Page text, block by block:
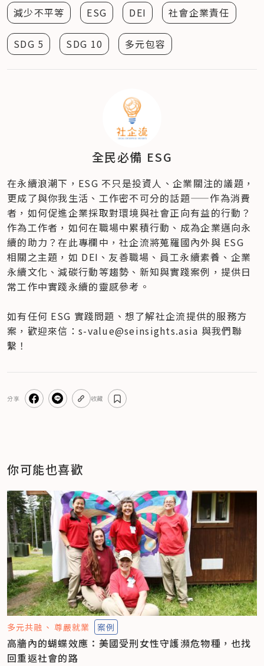
減少不平等 ESG DEI 社會企業責任
SDG 5 SDG 10 多元包容
全民必備 ESG
在永續浪潮下，ESG 不只是投資人、企業關注的議題，
更成了與你我生活、工作密不可分的話題——作為消費
者，如何促進企業採取對環境與社會正向有益的行動？
作為工作者，如何在職場中累積行動、成為企業邁向永
續的助力？在此專欄中，社企流將蒐羅國內外與 ESG
相關之主題，如 DEI、友善職場、員工永續素養、企業
永續文化、減碳行動等趨勢、新知與實踐案例，提供日
常工作中實踐永續的靈感參考。
如有任何 ESG 實踐問題、想了解社企流提供的服務方
案，歡迎來信：s-value@seinsights.asia 與我們聯
繫！
分享 收藏
你可能也喜歡
多元共融 尊嚴就業 案例
高牆內的蝴蝶效應：美國受刑女性守護瀕危物種，也找
回重返社會的路